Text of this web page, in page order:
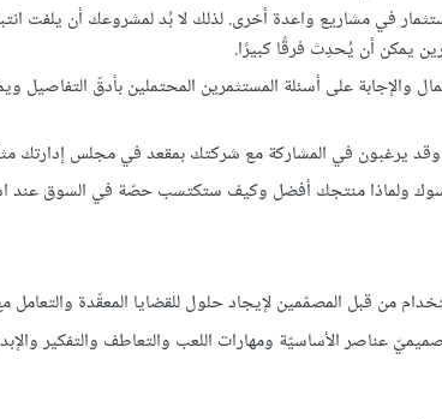
في مشاريع واعدة أخرى. لذلك لا بُد لمشروعك أن يلفت
يمكن أن يُحدِث فرقًا كبيرًا.
والإجابة على أسئلة المستثمرين المحتملين بأدقّ التفاصيل
وقد يرغبون في المشاركة مع شركتك بمقعد في مجلس إدارتك
ولماذا منتجك أفضل وكيف ستكتسب حصّة في السوق عند
من قبل المصمّمين لإيجاد حلول للقضايا المعقّدة والتعامل
عناصر الأساسيّة ومهارات اللعب والتعاطف والتفكير